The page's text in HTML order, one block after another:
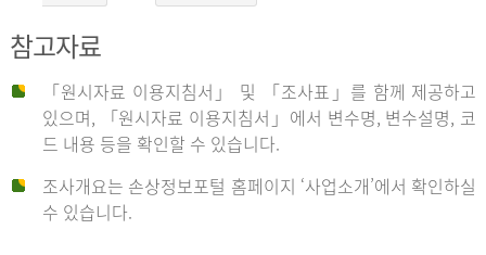
자
신
청
자
는
1.
자
른
참고자료
「원시자료 이용지침서」 및 「조사표」를 함께 제공하고
있으며, 「원시자료 이용지침서」에서 변수명, 변수설명, 코
드 내용 등을 확인할 수 있습니다.
조사개요는 손상정보포털 홈페이지 ‘사업소개’에서 확인하실
수 있습니다.